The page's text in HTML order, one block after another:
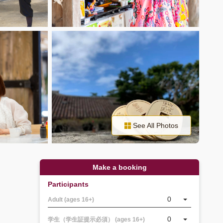
See All Photos
Make a booking
Participants
Adult (ages 16+) 0
学生（学生証提示必須） (ages 16+) 0